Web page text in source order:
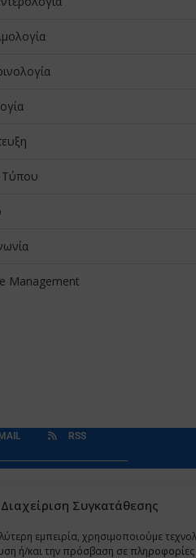
Διαχείριση Συγκατάθεσης
εμπειρία, χρησιμοποιούμε
ή/και την πρόσβαση σε
Τύπου
Management
RSS